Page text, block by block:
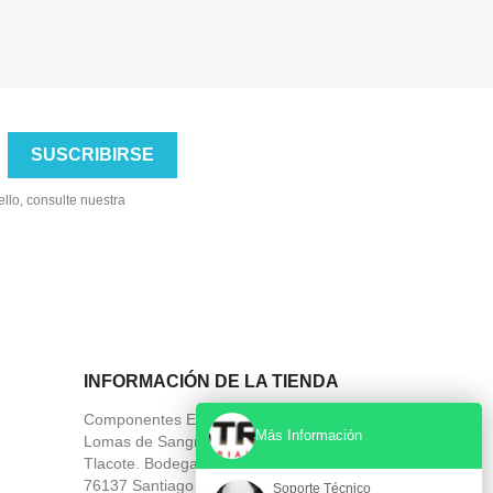
consulte nuestra
INFORMACIÓN DE LA TIENDA
Componentes Electronicos Industriales
Lomas de Sangremal 108, Carr. a
Tlacote. Bodega 31, Navex Park
76137 Santiago de Querétaro
Más Información
Soporte Técnico